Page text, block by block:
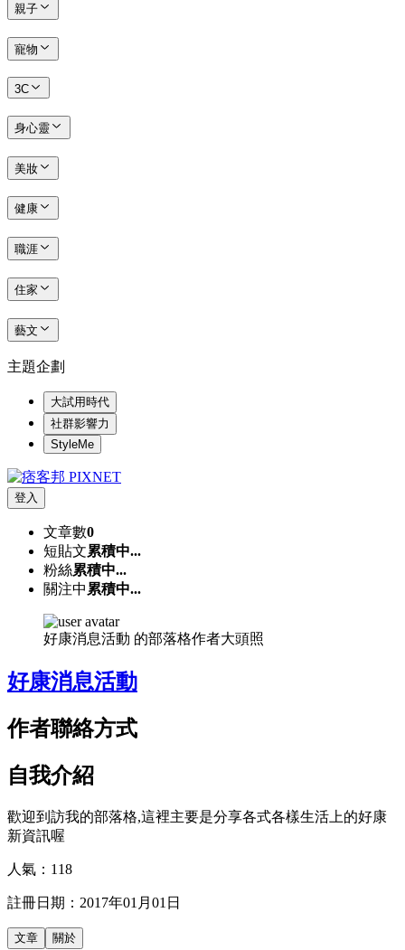
親子
寵物
3C
身心靈
美妝
健康
職涯
住家
藝文
主題企劃
大試用時代
社群影響力
StyleMe
登入
文章數0
短貼文累積中...
粉絲累積中...
關注中 累積中...
好康消息活動 的部落格作者大頭照
好康消息活動
作者聯絡方式
自我介紹
歡迎到訪我的部落格,這裡主要是分享各式各樣生活上的好康
新資訊喔
人氣： 118
註冊日期： 2017年01月01日
文章 關於